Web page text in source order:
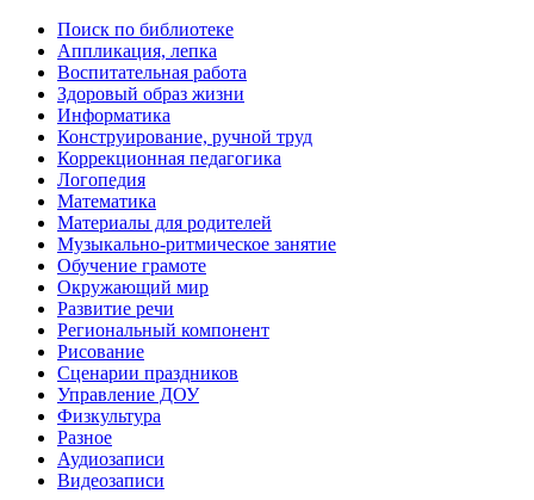
Поиск по библиотеке
Аппликация, лепка
Воспитательная работа
Здоровый образ жизни
Информатика
Конструирование, ручной труд
Коррекционная педагогика
Логопедия
Математика
Материалы для родителей
Музыкально-ритмическое занятие
Обучение грамоте
Окружающий мир
Развитие речи
Региональный компонент
Рисование
Сценарии праздников
Управление ДОУ
Физкультура
Разное
Аудиозаписи
Видеозаписи